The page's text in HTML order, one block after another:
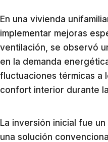
En una vivienda
implementar mejoras
ventilación, se observó
en la demanda
fluctuaciones térmicas a
confort interior durante
La inversión inicial fue
una solución